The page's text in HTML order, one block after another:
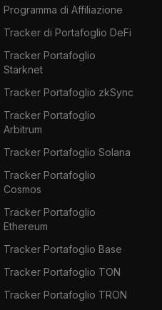
Programma di Affiliazione
Tracker di Portafoglio DeFi
Tracker Portafoglio
Starknet
Tracker Portafoglio zkSync
Tracker Portafoglio
Arbitrum
Tracker Portafoglio Solana
Tracker Portafoglio
Cosmos
Tracker Portafoglio
Ethereum
Tracker Portafoglio Base
Tracker Portafoglio TON
Tracker Portafoglio TRON